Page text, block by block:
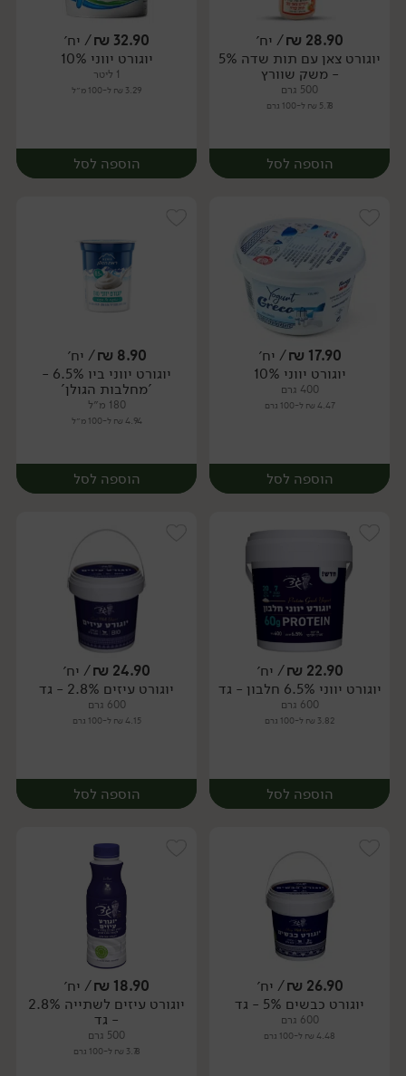
יח׳ יח׳
28.90
₪/ יח׳
יוגורט צאן עם תות שדה 5%
- משק שוורץ
500 גרם
5.78 ₪ ל-100 גרם
הוספה לסל
יח׳
32.90
₪/ יח׳
יוגורט יווני 10%
1 ליטר
3.29 ₪ ל-100 מ״ל
הוספה לסל
יח׳
17.90
₪/ יח׳
יוגורט יווני 10%
400 גרם
4.47 ₪ ל-100 גרם
הוספה לסל
יח׳
8.90
₪/ יח׳
יוגורט יווני ביו 6.5% -
'מחלבות הגולן'
180 מ״ל
4.94 ₪ ל-100 מ״ל
הוספה לסל
יח׳
22.90
₪/ יח׳
יוגורט יווני 6.5% חלבון - גד
600 גרם
3.82 ₪ ל-100 גרם
הוספה לסל
יח׳
24.90
₪/ יח׳
יוגורט עיזים 2.8% - גד
600 גרם
4.15 ₪ ל-100 גרם
הוספה לסל
יח׳
26.90
₪/ יח׳
יוגורט כבשים 5% - גד
600 גרם
4.48 ₪ ל-100 גרם
18.90
₪/ יח׳
יוגורט עיזים לשתייה 2.8%
- גד
500 גרם
3.78 ₪ ל-100 גרם